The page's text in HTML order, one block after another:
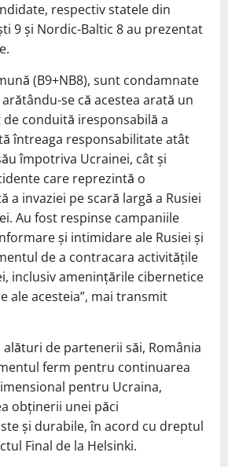
respectiv statele din
9 şi Nordic-Baltic 8 au prezentat
(B9+NB8), sunt condamnate
se că acestea arată un
conduită iresponsabilă a
întreaga responsabilitate atât
împotriva Ucrainei, cât şi
care reprezintă o
a invaziei pe scară largă a Rusiei
Au fost respinse campaniile
şi intimidare ale Rusiei şi
de a contracara activităţile
inclusiv ameninţările cibernetice
ale acesteia”, mai transmit
de partenerii săi, România
ferm pentru continuarea
pentru Ucraina,
obţinerii unei păci
şi durabile, în acord cu dreptul
Final de la Helsinki.